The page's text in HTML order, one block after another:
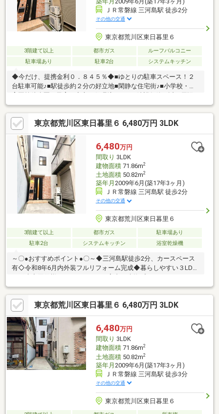
ＪＲ常磐線 三河島駅 徒歩2分
その他の交通
東京都荒川区東日暮里６
3階建て以上 都市ガス
ルーフバルコニー
駐車場あり
駐車2台 システムキッチン
◆今だけ、提携金利０．８４５％◆■ゆとりの駐車スペース！２
台駐車可能♪■駅徒歩約２分の好立地■閑静な住宅街♪■小学校・保
物件も、ご一緒にご案内致します！○ 宅建士による物件説明、
地元で１０年以上の業界経験者が地域の特徴をご案内！○ 平日
や夜でもお客様に合わせてご案内可能！予約で水曜も可能！〇
朝夕！涼しい時間にゆったり貸し切り見学も予約受付中！
東京都荒川区東日暮里６ 6,480万円 3LDK
6,480万円
間取り 3LDK
建物面積71.86m2
土地面積50.82m2
築年月 2009年6月(築17年3ヶ月)
ＪＲ常磐線 三河島駅 徒歩2分
その他の交通
東京都荒川区東日暮里６
3階建て以上 都市ガス
駐車場あり
駐車2台
システムキッチン 浴室乾燥機
～〇●おすすめポイント●〇～◆三河島駅徒歩2分、カースペース
有◇令和8年6月内外装フルリフォーム完成◆暮らしやすい３LDK
も随時受付中♪♪物件詳細はアドキャスト上野支店【0120-917-
091】まで
♪◇◆◇◆◇◆◇◆◇◆◇◆◇◆◇◆◇◆◇◆◇◆◇◆◇◆【ラ
イフプラン】本物件においての住宅ローンシミュレーションはも
ちろん、本物件購入後１０～２０年後のライフサイクルの変化を
見据えた長期的なライフプランシミュレーションを実施します
♪◇◆◇◆◇◆◇◆◇◆◇◆◇◆◇◆◇◆◇◆◇◆◇◆◇◆
東京都荒川区東日暮里６ 6,480万円 3LDK
6,480万円
間取り 3LDK
建物面積71.86m2
土地面積50.82m2
築年月 2009年6月(築17年3ヶ月)
ＪＲ常磐線 三河島駅 徒歩3分
その他の交通
東京都荒川区東日暮里６